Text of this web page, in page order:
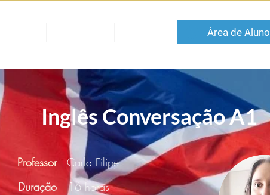
Área de Aluno
Inglês Conversação A1
Professor
Carla Filipe
Duração
16 horas